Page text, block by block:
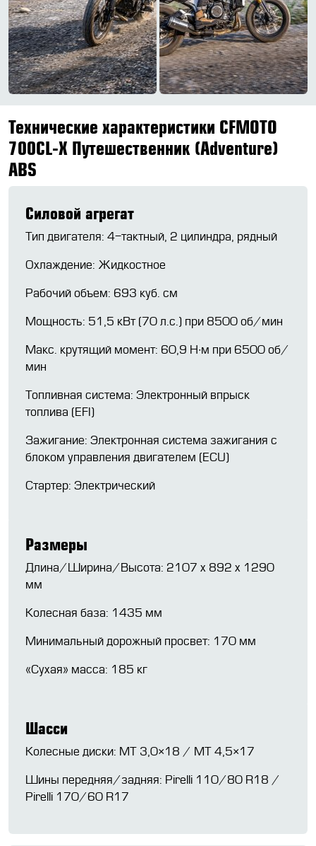
Технические характеристики CFMOTO
700CL-X Путешественник (Adventure)
ABS
Силовой агрегат
Тип двигателя: 4-тактный, 2 цилиндра, рядный
Охлаждение: Жидкостное
Рабочий объем: 693 куб. см
Мощность: 51,5 кВт (70 л.с.) при 8500 об/мин
Макс. крутящий момент: 60,9 Н∙м при 6500 об/
мин
Топливная система: Электронный впрыск
топлива (EFI)
Зажигание: Электронная система зажигания с
блоком управления двигателем (ECU)
Стартер: Электрический
Размеры
Длина/Ширина/Высота: 2107 х 892 х 1290
мм
Колесная база: 1435 мм
Минимальный дорожный просвет: 170 мм
«Сухая» масса: 185 кг
Шасси
Колесные диски: MT 3,0×18 / MT 4,5×17
Шины передняя/задняя: Pirelli 110/80 R18 /
Pirelli 170/60 R17